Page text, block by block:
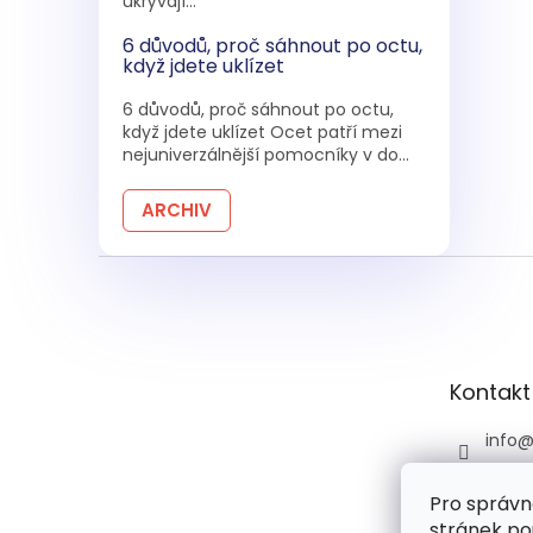
Pro
6 důvodů, proč sáhnout po octu,
když jdete uklízet
6 důvodů, proč sáhnout po octu,
když jdete uklízet Ocet patří mezi
nejuniverzálnější pomocníky v do...
ARCHIV
Kontakt
info@
+420